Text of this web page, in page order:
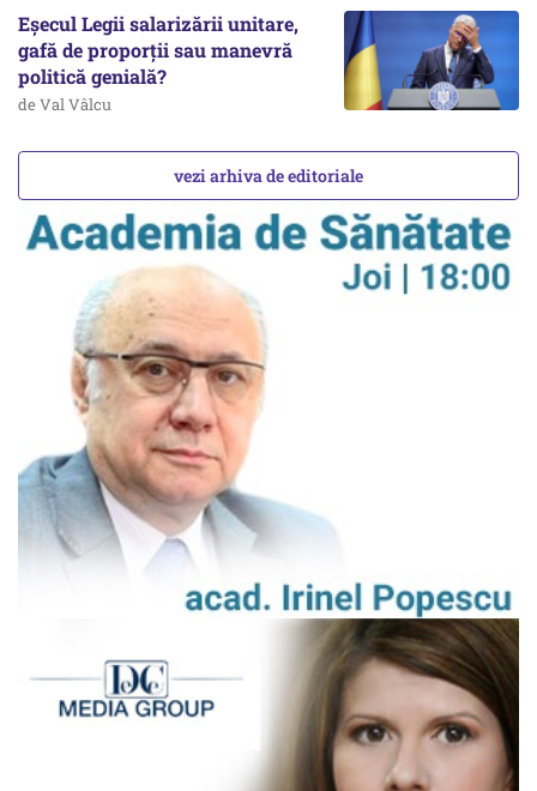
Eșecul Legii salarizării unitare,
gafă de proporții sau manevră
politică genială?
de Val Vâlcu
vezi arhiva de editoriale